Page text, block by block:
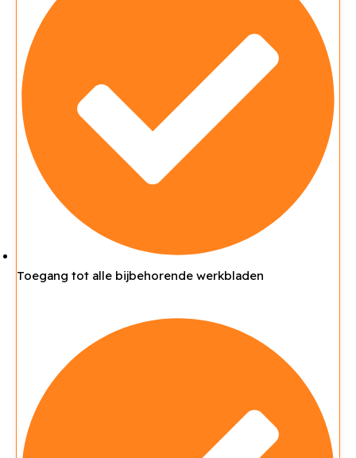
Toegang tot alle bijbehorende werkbladen